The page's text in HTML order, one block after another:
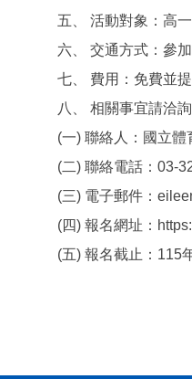
五、 活動對象：高
六、 交通方式：參
七、 費用：免費並提
八、 相關事宜請洽
(一) 聯絡人：國立
(二) 聯絡電話：03-
(三) 電子郵件：
(四) 報名網址：
(五) 報名截止：115